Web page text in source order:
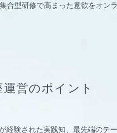
合型研修で高まった意欲をオン
営のポイント
経験された実践知、最先端のテ